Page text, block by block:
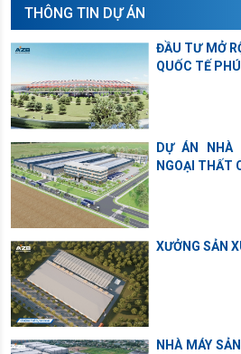
THÔNG TIN DỰ ÁN
ĐẦU TƯ MỞ
QUỐC TẾ
DỰ ÁN NHÀ
NGOẠI THẤT
XƯỞNG SẢN
NHÀ MÁY